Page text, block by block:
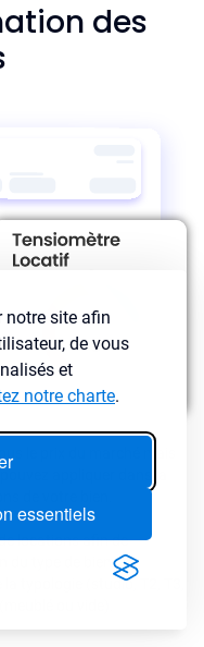
notre site afin
de vous
et
notre charte.
essentiels
des
le prix du marché mais
appliquer dans la
de votre bien.
locations afin de
du type de bien
typologie (studio, T2, T3,